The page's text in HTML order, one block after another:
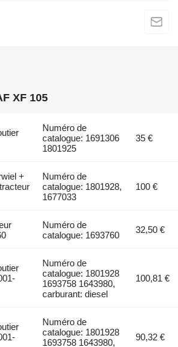
XF 105
Numéro de
catalogue: 1691306
1801925
35 €
+
Numéro de
catalogue: 1801928,
1677033
100 €
Numéro de
catalogue: 1693760
32,50 €
Numéro de
catalogue: 1801928
1693758 1643980,
carburant: diesel
100,81 €
Numéro de
catalogue: 1801928
1693758 1643980,
90,32 €